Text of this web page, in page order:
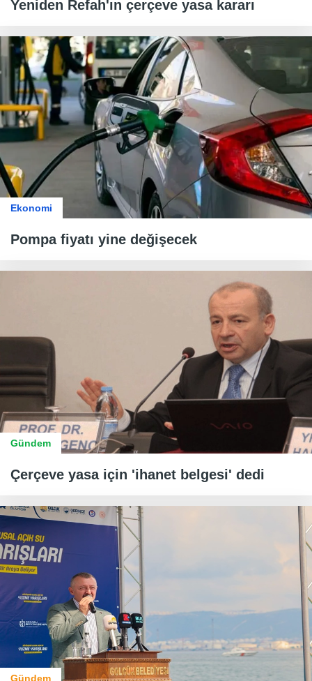
Yeniden Refah'ın çerçeve yasa kararı
Ekonomi
Pompa fiyatı yine değişecek
Gündem
Çerçeve yasa için 'ihanet belgesi' dedi
Gündem